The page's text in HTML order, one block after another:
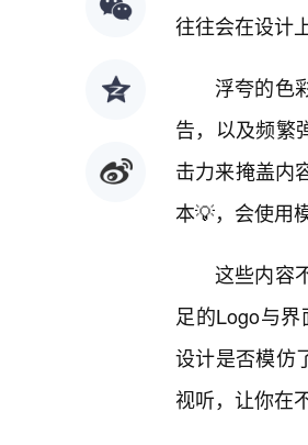
往往会在设计
浮夸的色
告，以及频繁
击力来掩盖内
本💡，会使用
这些内容
足的Logo与
设计是否模仿
视听，让你在